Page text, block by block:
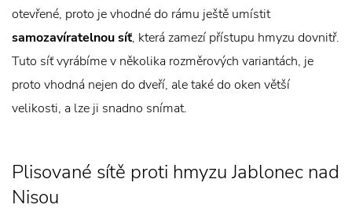
otevřené, proto je vhodné do rámu ještě umístit
samozavíratelnou síť, která zamezí přístupu hmyzu dovnitř.
Tuto síť vyrábíme v několika rozměrových variantách, je
proto vhodná nejen do dveří, ale také do oken větší
velikosti, a lze ji snadno snímat.
Plisované sítě proti hmyzu Jablonec nad
Nisou